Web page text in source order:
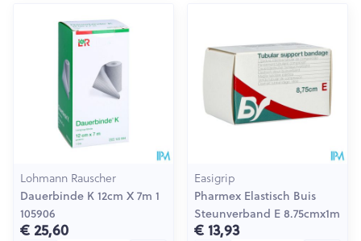
Lohmann Rauscher
Dauerbinde K 12cm X 7m 1
105906
€ 25,60
Easigrip
Pharmex Elastisch Buis
Steunverband E 8.75cmx1m
€ 13,93